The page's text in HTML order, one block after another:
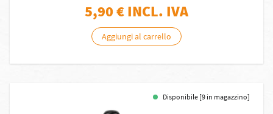
5,90€ INCL. IVA
Aggiungi al carrello
Disponibile [9 in magazzino]